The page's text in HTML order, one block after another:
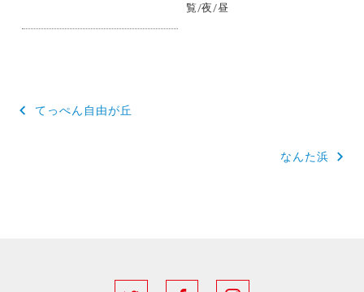
覧 /夜 /昼
投
てっぺん自由が丘
なんた浜